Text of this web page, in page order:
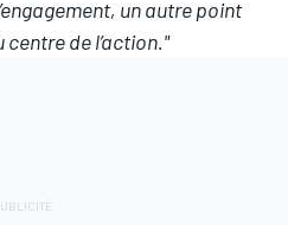
un autre point
centre de l’action."